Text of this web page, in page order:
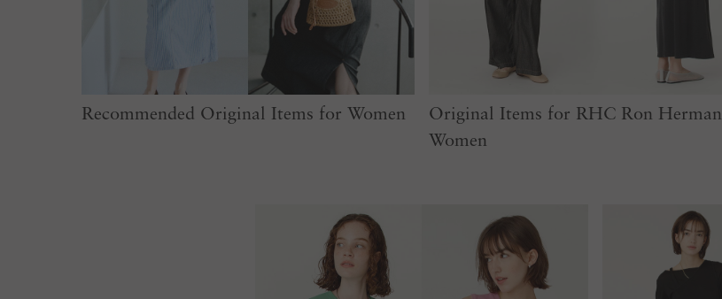
Recommended Original Items for Women
Original Items for RHC Ron Herman
Women